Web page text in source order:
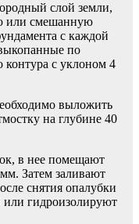
слой земли,
или смешанную
с каждой
по
контура с уклоном 4
выложить
на глубине 40
в нее помещают
Затем заливают
снятия опалубки
гидроизолируют